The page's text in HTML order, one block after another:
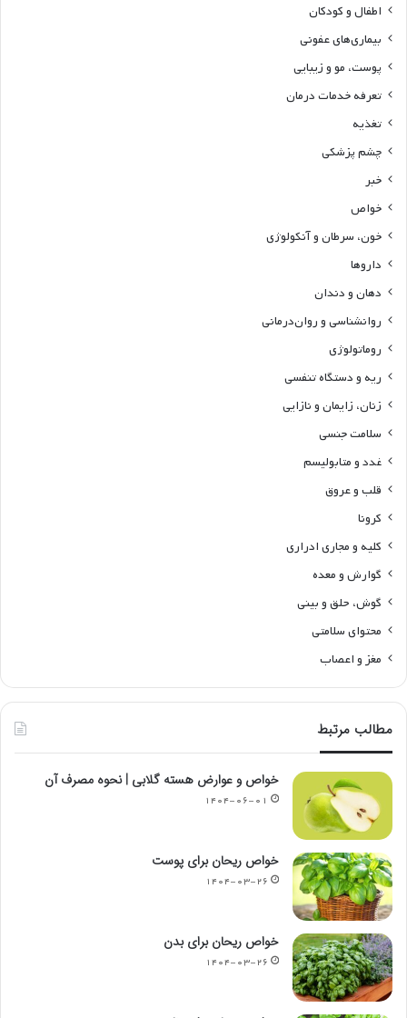
اطفال و کودکان
بیماری‌های عفونی
پوست، مو و زیبایی
تعرفه خدمات درمان
تغذیه
چشم پزشکی
خبر
خواص
خون، سرطان و آنکولوژی
داروها
دهان و دندان
روانشناسی و روان‌درمانی
روماتولوژی
ریه و دستگاه تنفسی
زنان، زایمان و نازایی
سلامت جنسی
غدد و متابولیسم
قلب و عروق
کرونا
کلیه و مجاری ادراری
گوارش و معده
گوش، حلق و بینی
محتوای سلامتی
مغز و اعصاب
مطالب مرتبط
خواص و عوارض هسته گلابی | نحوه مصرف آن
۱۴۰۴-۰۶-۰۱
خواص ریحان برای پوست
۱۴۰۴-۰۳-۲۶
خواص ریحان برای بدن
۱۴۰۴-۰۳-۲۶